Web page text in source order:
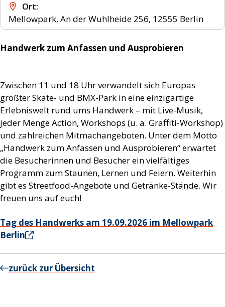
Ort
Mellowpark, An der Wuhlheide 256, 12555 Berlin
Handwerk zum Anfassen und Ausprobieren
Zwischen 11 und 18 Uhr verwandelt sich Europas
größter Skate- und BMX-Park in eine einzigartige
Erlebniswelt rund ums Handwerk – mit Live-Musik,
jeder Menge Action, Workshops (u. a. Graffiti-Workshop)
und zahlreichen Mitmachangeboten. Unter dem Motto
„Handwerk zum Anfassen und Ausprobieren“ erwartet
die Besucherinnen und Besucher ein vielfältiges
Programm zum Staunen, Lernen und Feiern. Weiterhin
gibt es Streetfood-Angebote und Getränke-Stände. Wir
freuen uns auf euch!
Tag des Handwerks am 19.09.2026 im Mellowpark
Berlin
zurück zur Übersicht